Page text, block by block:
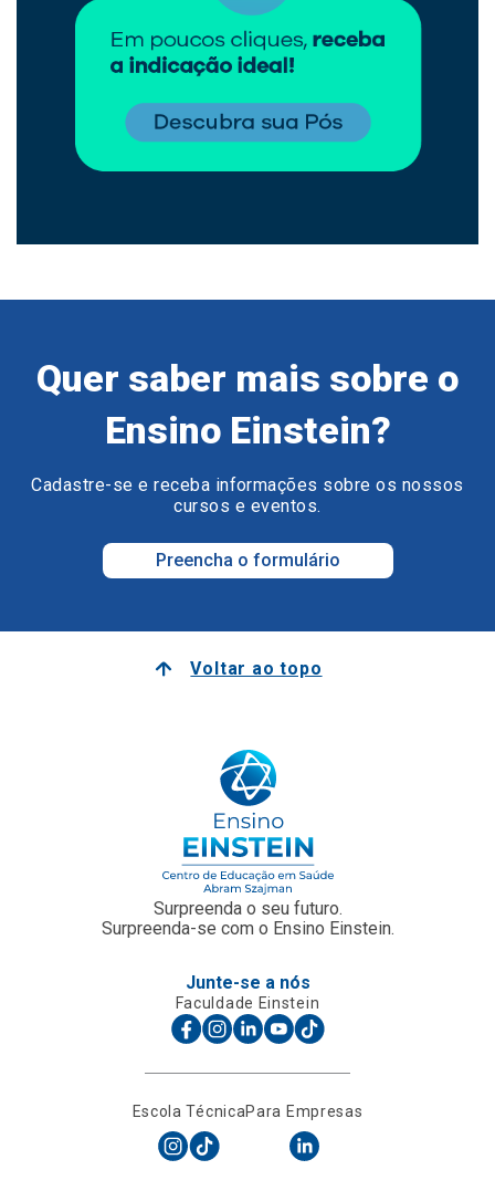
Quer saber mais sobre o
Ensino Einstein?
Cadastre-se e receba informações sobre os nossos
cursos e eventos.
Preencha o formulário
Voltar ao topo
Surpreenda o seu futuro.
Surpreenda-se com o Ensino Einstein.
Junte-se a nós
Faculdade Einstein
Escola TécnicaPara Empresas